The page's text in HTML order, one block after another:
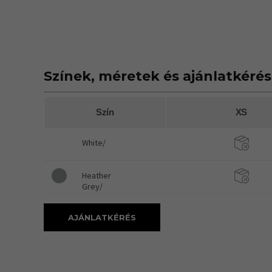
Színek, méretek és ajánlatkérés
Szín XS
White/
Heather
Grey/
AJÁNLATKÉRÉS